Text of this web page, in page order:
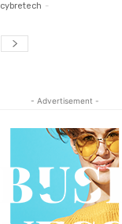
cybretech -
- Advertisement -